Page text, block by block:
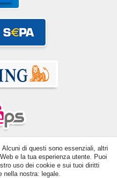
Alcuni di questi sono essenziali, altri
e la tua esperienza utente. Puoi
uso dei cookie e sui tuoi diritti
nella nostra: legale.
- Tutti i diritti riservati. Prezzi
| prezzi base vedi dettaglio